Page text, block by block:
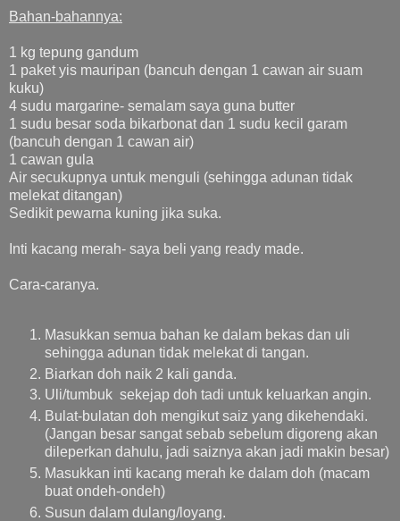
Bahan-bahannya:
1 kg tepung gandum
1 paket yis mauripan (bancuh dengan 1 cawan air suam
kuku)
4 sudu margarine- semalam saya guna butter
1 sudu besar soda bikarbonat dan 1 sudu kecil garam
(bancuh dengan 1 cawan air)
1 cawan gula
Air secukupnya untuk menguli (sehingga adunan tidak
melekat ditangan)
Sedikit pewarna kuning jika suka.
Inti kacang merah- saya beli yang ready made.
Cara-caranya.
Masukkan semua bahan ke dalam bekas dan uli
sehingga adunan tidak melekat di tangan.
Biarkan doh naik 2 kali ganda.
Uli/tumbuk sekejap doh tadi untuk keluarkan angin.
Bulat-bulatan doh mengikut saiz yang dikehendaki.
(Jangan besar sangat sebab sebelum digoreng akan
dileperkan dahulu, jadi saiznya akan jadi makin besar)
Masukkan inti kacang merah ke dalam doh (macam
buat ondeh-ondeh)
Susun dalam dulang/loyang.